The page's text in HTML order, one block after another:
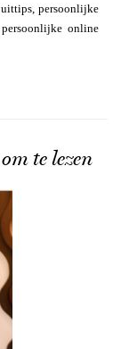
persoonlijke
online
te lezen